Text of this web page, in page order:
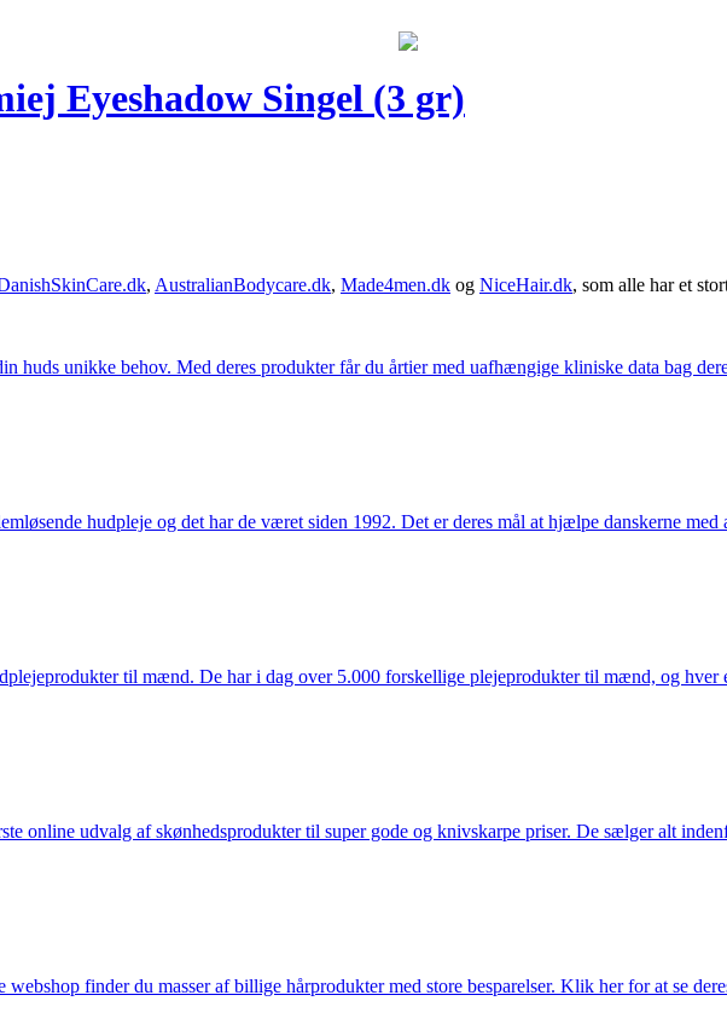
Eyeshadow Singel (3 gr)
, AustralianBodycare.dk, Made4men.dk og NiceHair.dk, som alle har et
huds unikke behov. Med deres produkter får du årtier med uafhængige kliniske data bag
hudpleje og det har de været siden 1992. Det er deres mål at hjælpe danskerne
til mænd. De har i dag over 5.000 forskellige plejeprodukter til mænd, og hver
online udvalg af skønhedsprodukter til super gode og knivskarpe priser. De sælger alt
finder du masser af billige hårprodukter med store besparelser. Klik her for at se